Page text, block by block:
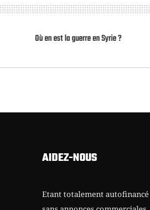
Où en est la guerre en Syrie ?
AIDEZ-NOUS
Etant totalement autofinancé